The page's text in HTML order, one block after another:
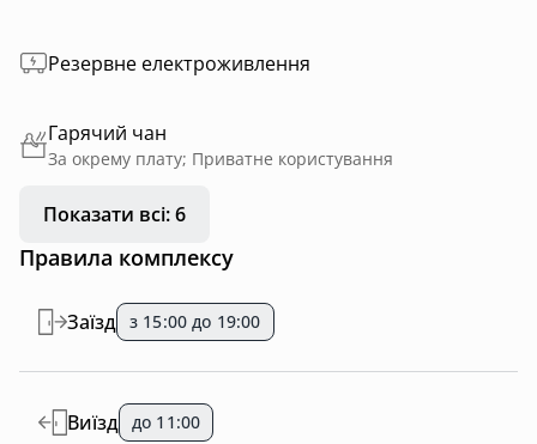
Резервне електроживлення
Гарячий чан
За окрему плату; Приватне користування
Показати всі: 6
Правила комплексу
Заїзд з 15:00 до 19:00
Виїзд до 11:00